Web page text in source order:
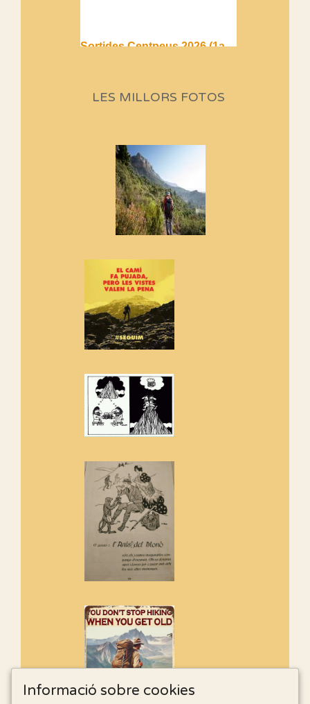
cosa hem de fer...
Els Centpeus signen el
Manifest a favor dels Camins
Si ets una entitat o associació
Rebem un diploma dels
Amics de Sant Aniol d'Aguja
Els Centpeus estem implicats
amb la recuperació del refugi i
de l'entorn de Sant Aniol
LES MILLORS FOTOS
Informació sobre cookies